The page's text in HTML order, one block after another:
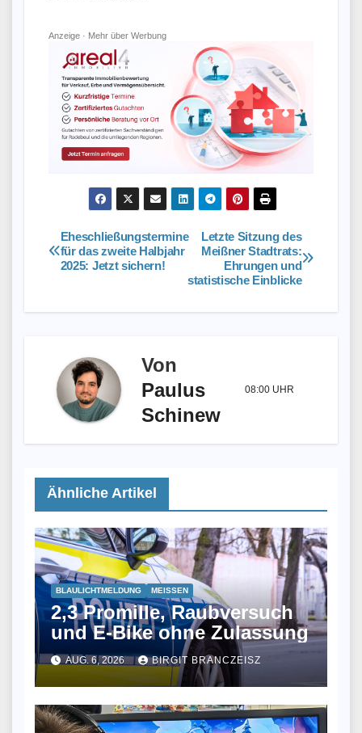
Anzeige · Mehr über Werbung
Beitragsnavigation
Letzte Sitzung des
Meißner Stadtrats:
Ehrungen und
statistische Einblicke
Eheschließungstermine
für das zweite Halbjahr
2025: Jetzt sichern!
Von
Paulus
Schinew
08:00 UHR
Ähnliche Artikel
BLAULICHTMELDUNG MEISSEN
2,3 Promille, Raubversuch
und E-Bike ohne Zulassung
AUG. 6, 2026 BIRGIT BRANCZEISZ